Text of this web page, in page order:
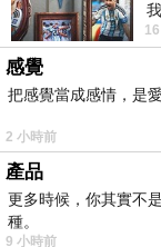
感覺
把感覺當成感情，是
2 小時前
產品
更多時候，你其實不
種。
9 小時前